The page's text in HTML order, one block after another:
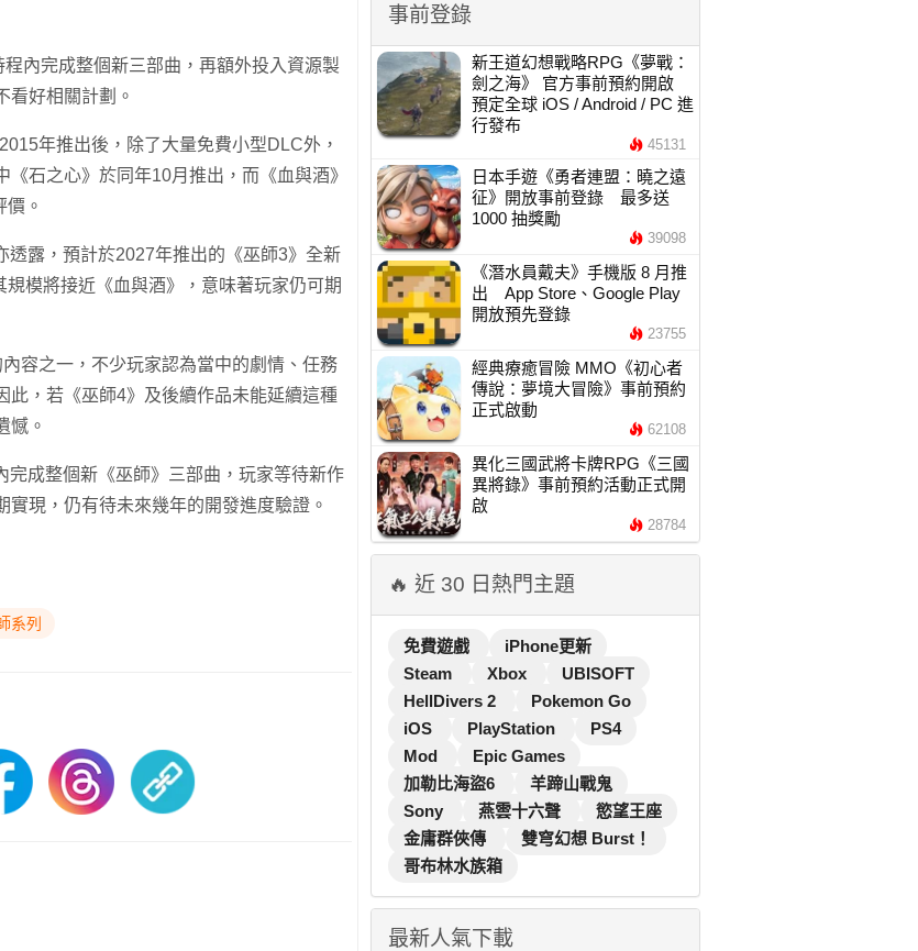
內完成整個新三部曲，再額外投入資源製
看好相關計劃。
年推出後，除了大量免費小型DLC外，
石之心》於同年10月推出，而《血與酒》
。
露，預計於2027年推出的《巫師3》全新
模將接近《血與酒》，意味著玩家仍可期
容之一，不少玩家認為當中的劇情、任務
此，若《巫師4》及後續作品未能延續這種
憾。
成整個新《巫師》三部曲，玩家等待新作
現，仍有待未來幾年的開發進度驗證。
系列
事前登錄
新王道幻想戰略RPG《夢戰：
劍之海》 官方事前預約開啟
預定全球 iOS / Android / PC 進
行發布
45131
日本手遊《勇者連盟：曉之遠
征》開放事前登錄 最多送
1000 抽獎勵
39098
《潛水員戴夫》手機版 8 月推
出 App Store、Google Play
開放預先登錄
23755
經典療癒冒險 MMO《初心者
傳說：夢境大冒險》事前預約
正式啟動
62108
異化三國武將卡牌RPG《三國
異將錄》事前預約活動正式開
啟
28784
🔥 近 30 日熱門主題
免費遊戲
iPhone更新
Steam
Xbox
UBISOFT
HellDivers 2
Pokemon Go
iOS
PlayStation
PS4
Mod
Epic Games
加勒比海盜6
羊蹄山戰鬼
Sony
燕雲十六聲
慾望王座
金庸群俠傳
雙穹幻想 Burst！
哥布林水族箱
最新人氣下載